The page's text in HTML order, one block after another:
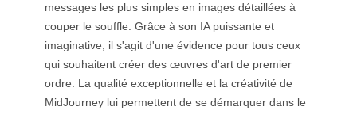
messages les plus simples en images détaillées à
couper le souffle. Grâce à son IA puissante et
imaginative, il s'agit d'une évidence pour tous ceux
qui souhaitent créer des œuvres d'art de premier
ordre. La qualité exceptionnelle et la créativité de
MidJourney lui permettent de se démarquer dans le